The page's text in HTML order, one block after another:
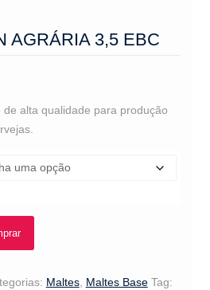
AGRÁRIA 3,5 EBC
alta qualidade para produção
Maltes, Maltes Base Tag: